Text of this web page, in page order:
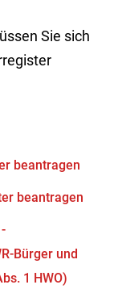
Sie sich
beantragen
beantragen
Bürger und
1 HWO)